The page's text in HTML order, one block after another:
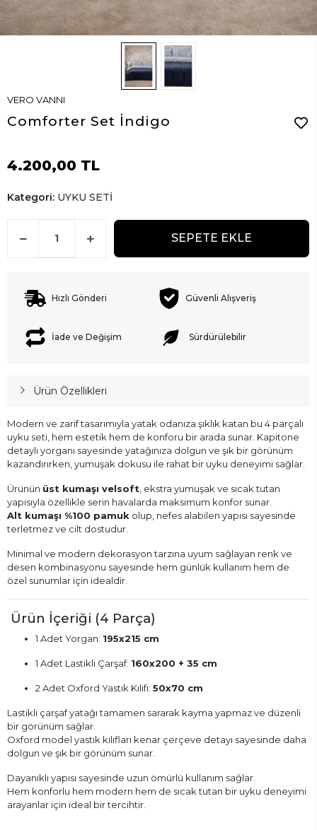
VERO VANNI
Comforter Set İndigo
4.200,00 TL
Kategori: UYKU SETİ
SEPETE EKLE
Hızlı Gönderi Güvenli Alışveriş
İade ve Değişim Sürdürülebilir
Ürün Özellikleri
Modern ve zarif tasarımıyla yatak odanıza şıklık katan bu 4 parçalı
uyku seti, hem estetik hem de konforu bir arada sunar. Kapitone
detaylı yorganı sayesinde yatağınıza dolgun ve şık bir görünüm
kazandırırken, yumuşak dokusu ile rahat bir uyku deneyimi sağlar.
Ürünün üst kumaşı velsoft , ekstra yumuşak ve sıcak tutan
yapısıyla özellikle serin havalarda maksimum konfor sunar.
Alt kumaşı %100 pamuk olup, nefes alabilen yapısı sayesinde
terletmez ve cilt dostudur.
Minimal ve modern dekorasyon tarzına uyum sağlayan renk ve
desen kombinasyonu sayesinde hem günlük kullanım hem de
özel sunumlar için idealdir.
Ürün İçeriği (4 Parça)
1 Adet Yorgan: 195x215 cm
1 Adet Lastikli Çarşaf: 160x200 + 35 cm
2 Adet Oxford Yastık Kılıfı: 50x70 cm
Lastikli çarşaf yatağı tamamen sararak kayma yapmaz ve düzenli
bir görünüm sağlar.
Oxford model yastık kılıfları kenar çerçeve detayı sayesinde daha
dolgun ve şık bir görünüm sunar.
Dayanıklı yapısı sayesinde uzun ömürlü kullanım sağlar.
Hem konforlu hem modern hem de sıcak tutan bir uyku deneyimi
arayanlar için ideal bir tercihtir.